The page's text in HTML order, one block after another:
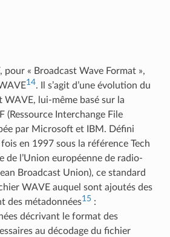
pour « Broadcast Wave Format »,
14. Il s’agit d’une évolution du
lui-même basé sur la
(Ressource Interchange File
par Microsoft et IBM. Défini
en 1997 sous la référence Tech
de l’Union européenne de radio-
Broadcast Union), ce standard
WAVE auquel sont ajoutés des
des métadonnées15:
décrivant le format des
au décodage du fichier